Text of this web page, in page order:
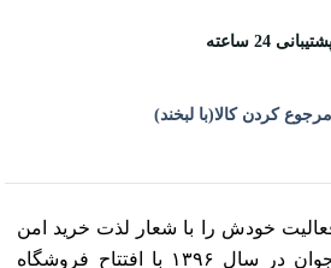
24 ساعته
کردن کالا(با لبخند)
خودش را با شعار لذت خرید امن
اینترنتی توسط یک تیم جوان در سال ۱۳۹۶ با افتتاح فروشگاه